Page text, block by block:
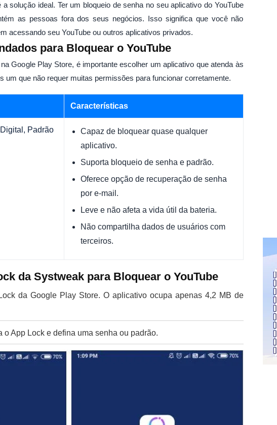
a solução ideal. Ter um bloqueio de senha no seu aplicativo do YouTube
as pessoas fora dos seus negócios. Isso significa que você não
acessando seu YouTube ou outros aplicativos privados.
para Bloquear o YouTube
Google Play Store, é importante escolher um aplicativo que atenda às
um que não requer muitas permissões para funcionar corretamente.
Características
Padrão
Capaz de bloquear quase qualquer
aplicativo.
Suporta bloqueio de senha e padrão.
Oferece opção de recuperação de senha
por e-mail.
Leve e não afeta a vida útil da bateria.
Não compartilha dados de usuários com
terceiros.
da Systweak para Bloquear o YouTube
da Google Play Store. O aplicativo ocupa apenas 4,2 MB de
o App Lock e defina uma senha ou padrão.